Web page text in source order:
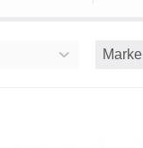
Marke